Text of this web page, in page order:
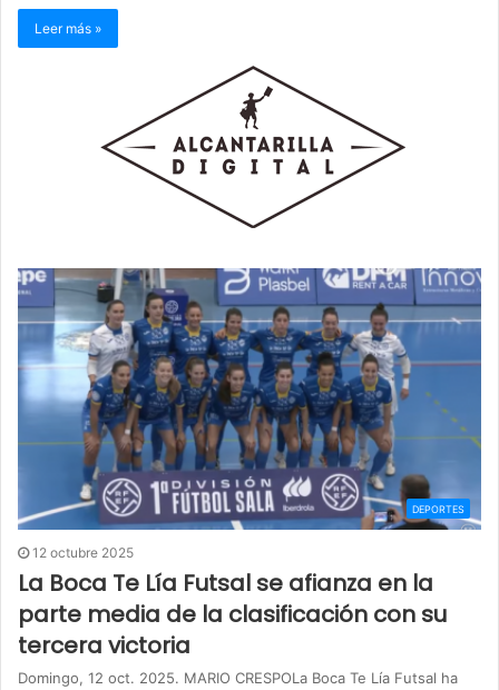
Leer más »
DEPORTES
12 octubre 2025
La Boca Te Lía Futsal se afianza en la
parte media de la clasificación con su
tercera victoria
Domingo, 12 oct. 2025. MARIO CRESPOLa Boca Te Lía Futsal ha